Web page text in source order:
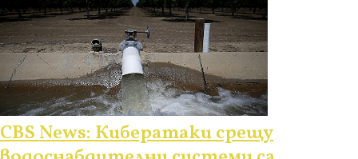
CBS News: Кибератаки срещу